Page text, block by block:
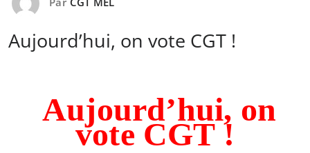
Aujourd’hui, on vote CGT !
Aujourd’hui, on
vote CGT !